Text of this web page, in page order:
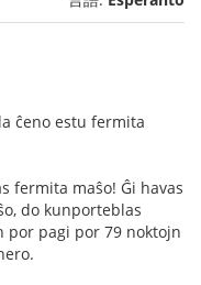
ĉeno estu fermita
fermita maŝo! Ĝi havas
do kunporteblas
por pagi por 79 noktojn